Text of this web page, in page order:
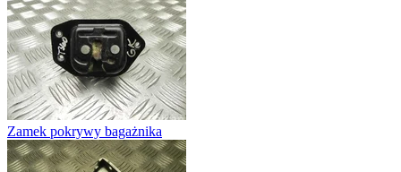
Zamek pokrywy bagażnika